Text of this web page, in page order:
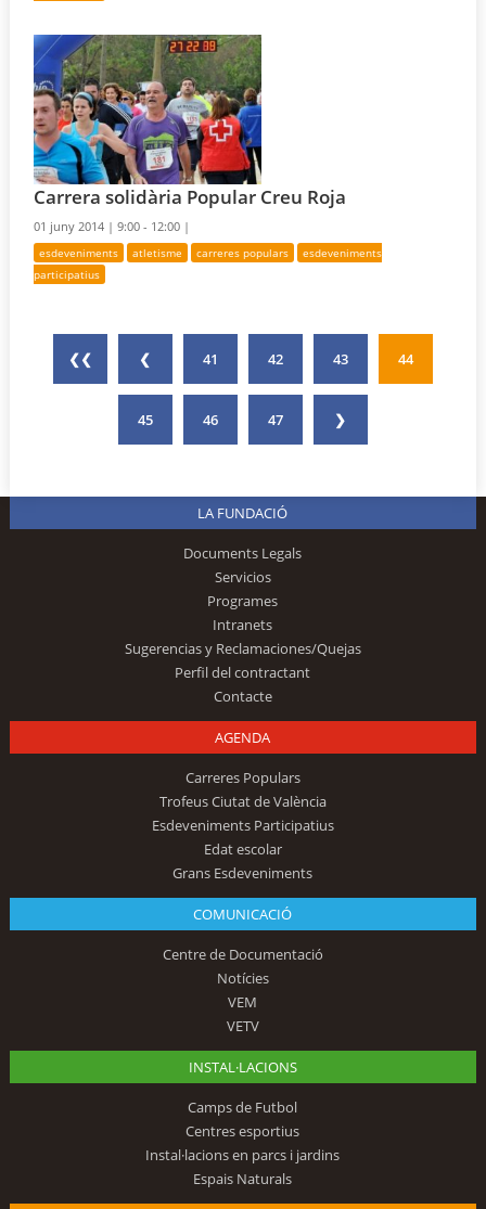
Carrera solidària Popular Creu Roja
01 juny 2014 |9:00 - 12:00 |
esdeveniments atletisme carreres populars
esdeveniments
participatius
❮❮ ❮ 41 42 43 44
45 46 47 ❯
LA FUNDACIÓ
Documents Legals
Servicios
Programes
Intranets
Sugerencias y Reclamaciones/Quejas
Perfil del contractant
Contacte
AGENDA
Carreres Populars
Trofeus Ciutat de València
Esdeveniments Participatius
Edat escolar
Grans Esdeveniments
COMUNICACIÓ
Centre de Documentació
Notícies
VEM
VETV
INSTAL·LACIONS
Camps de Futbol
Centres esportius
Instal·lacions en parcs i jardins
Espais Naturals